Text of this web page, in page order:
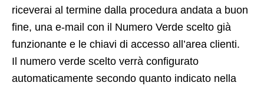
riceverai al termine dalla procedura andata a buon
fine, una e-mail con il Numero Verde scelto già
funzionante e le chiavi di accesso all’area clienti.
Il numero verde scelto verrà configurato
automaticamente secondo quanto indicato nella